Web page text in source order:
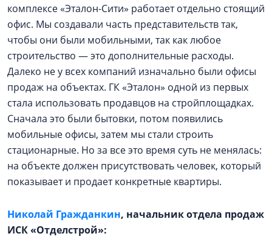
комплексе «Эталон-Сити» работает отдельно стоящий
офис. Мы создавали часть представительств так,
чтобы они были мобильными, так как любое
строительство — это дополнительные расходы.
Далеко не у всех компаний изначально были офисы
продаж на объектах. ГК «Эталон» одной из первых
стала использовать продавцов на стройплощадках.
Сначала это были бытовки, потом появились
мобильные офисы, затем мы стали строить
стационарные. Но за все это время суть не менялась:
на объекте должен присутствовать человек, который
показывает и продает конкретные квартиры.
Николай Гражданкин, начальник отдела продаж
ИСК «Отделстрой»: